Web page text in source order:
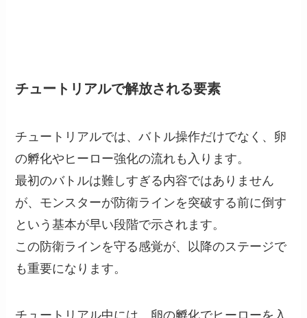
チュートリアルで解放される要素
チュートリアルでは、バトル操作だけでなく、卵
の孵化やヒーロー強化の流れも入ります。
最初のバトルは難しすぎる内容ではありません
が、モンスターが防衛ラインを突破する前に倒す
という基本が早い段階で示されます。
この防衛ラインを守る感覚が、以降のステージで
も重要になります。
チュートリアル中には、卵の孵化でヒーローを入